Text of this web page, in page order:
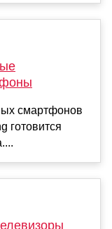
смартфонов
готовится